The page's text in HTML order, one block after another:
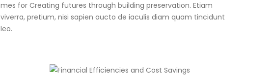
mes for Creating futures through building preservation. Etiam
viverra, pretium, nisi sapien aucto de iaculis diam quam tincidunt
leo.